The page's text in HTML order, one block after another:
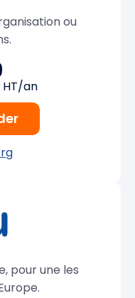
ou
an
pour une les